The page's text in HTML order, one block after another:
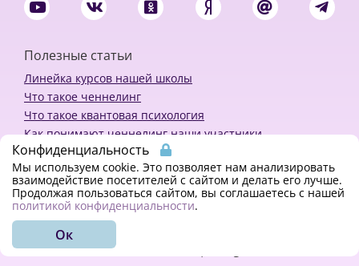
Полезные статьи
Линейка курсов нашей школы
Что такое ченнелинг
Что такое квантовая психология
Как понимают ченнелинг наши участники
Политика конфиденциальности
Закажи ченнелинг
© 2018 - 2023 Kvreal2018 | All rights reserved.
Конфиденциальность
Мы используем cookie. Это позволяет нам анализировать
взаимодействие посетителей с сайтом и делать его лучше.
Продолжая пользоваться сайтом, вы соглашаетесь с нашей
политикой конфиденциальности.
Ок